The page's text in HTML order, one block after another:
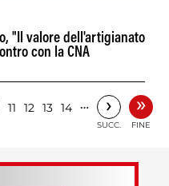
"Il valore dell'artigianato
con la CNA
11 12 13 14 … ›
SUCC.
»
FINE